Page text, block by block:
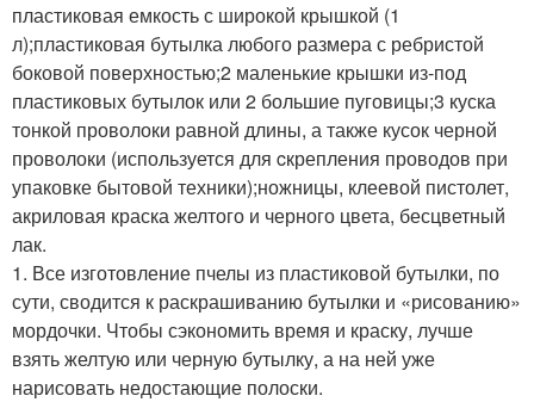
пластиковая емкость с широкой крышкой (1
л);пластиковая бутылка любого размера с ребристой
боковой поверхностью;2 маленькие крышки из-под
пластиковых бутылок или 2 большие пуговицы;3 куска
тонкой проволоки равной длины, а также кусок черной
проволоки (используется для cкрепления проводов при
упаковке бытовой техники);ножницы, клеевой пистолет,
акриловая краска желтого и черного цвета, бесцветный
лак.
1. Все изготовление пчелы из пластиковой бутылки, по
сути, сводится к раскрашиванию бутылки и «рисованию»
мордочки. Чтобы сэкономить время и краску, лучше
взять желтую или черную бутылку, а на ней уже
нарисовать недостающие полоски.